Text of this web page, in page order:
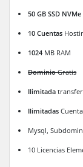
50 GB SSD NVMe
10 Cuentas
1024 MB RAM
DominioGratis
Ilimitada
Ilimitadas
Mysql,
10 Licencias